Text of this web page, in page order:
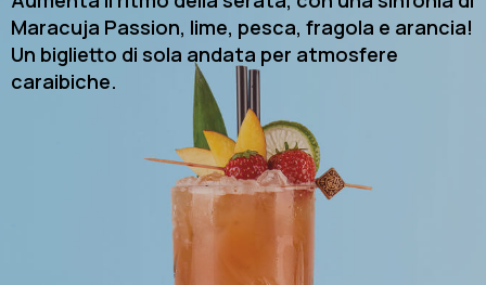
Maracuja Passion, lime, pesca, fragola e arancia!
Un biglietto di sola andata per atmosfere
caraibiche.